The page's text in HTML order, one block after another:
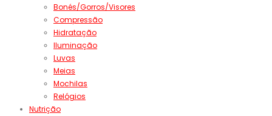
Bonés/Gorros/Visores
Compressão
Hidratação
Iluminação
Luvas
Meias
Mochilas
Relógios
Nutrição